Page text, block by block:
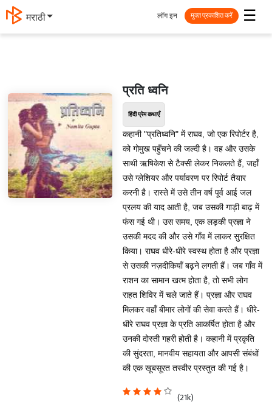
मराठी ☰
लॉग इन मुक्त प्रकाशित करें
प्रति ध्वनि
हिंदी प्रेम कथाएँ
कहानी "प्रतिध्वनि" में राघव, जो एक रिपोर्टर है,
को गोमुख पहुँचने की जल्दी है। वह और उसके
साथी ऋषिकेश से टैक्सी लेकर निकलते हैं, जहाँ
उसे ग्लेशियर और पर्यावरण पर रिपोर्ट तैयार
करनी है। रास्ते में उसे तीन वर्ष पूर्व आई जल
प्रलय की याद आती है, जब उसकी गाड़ी बाढ़ में
फंस गई थी। उस समय, एक लड़की प्रज्ञा ने
उसकी मदद की और उसे गाँव में लाकर सुरक्षित
किया। राघव धीरे-धीरे स्वस्थ होता है और प्रज्ञा
से उसकी नज़दीकियाँ बढ़ने लगती हैं। जब गाँव में
राशन का सामान खत्म होता है, तो सभी लोग
राहत शिविर में चले जाते हैं। प्रज्ञा और राघव
मिलकर वहाँ बीमार लोगों की सेवा करते हैं। धीरे-
धीरे राघव प्रज्ञा के प्रति आकर्षित होता है और
उनकी दोस्ती गहरी होती है। कहानी में प्रकृति
की सुंदरता, मानवीय सहायता और आपसी संबंधों
की एक खूबसूरत तस्वीर प्रस्तुत की गई है।
(21k)